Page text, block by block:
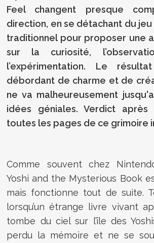
Feel changent presque
direction, en se détachant du
traditionnel pour proposer une
sur la curiosité,
l’expérimentation. Le
débordant de charme et de
ne va malheureusement
idées géniales. Verdict
toutes les pages de ce grimoire
Comme souvent chez
Yoshi and the Mysterious Book
mais fonctionne tout de suite.
lorsqu’un étrange livre vivant
tombe du ciel sur l’île des
perdu la mémoire et ne se